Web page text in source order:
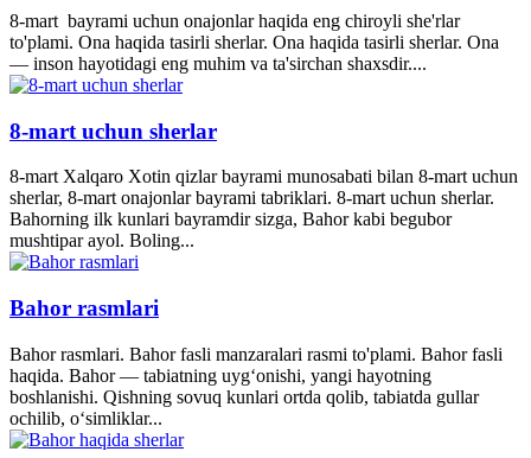
8-mart bayrami uchun onajonlar haqida eng chiroyli she'rlar
to'plami. Ona haqida tasirli sherlar. Ona haqida tasirli sherlar. Ona
— inson hayotidagi eng muhim va ta'sirchan shaxsdir....
8-mart uchun sherlar
8-mart Xalqaro Xotin qizlar bayrami munosabati bilan 8-mart uchun
sherlar, 8-mart onajonlar bayrami tabriklari. 8-mart uchun sherlar.
Bahorning ilk kunlari bayramdir sizga, Bahor kabi begubor
mushtipar ayol. Boling...
Bahor rasmlari
Bahor rasmlari. Bahor fasli manzaralari rasmi to'plami. Bahor fasli
haqida. Bahor — tabiatning uyg‘onishi, yangi hayotning
boshlanishi. Qishning sovuq kunlari ortda qolib, tabiatda gullar
ochilib, o‘simliklar...